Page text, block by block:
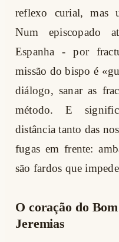
reflexo curial, mas
Num episcopado
Espanha - por
missão do bispo é
diálogo, sanar as
método. E
distância tanto das
fugas em frente:
são fardos que
O coração do
Jeremias